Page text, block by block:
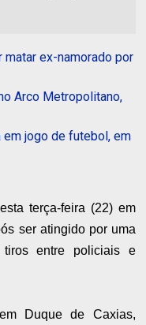
matar ex-namorado por
Arco Metropolitano,
jogo de futebol, em
terça-feira (22) em
ser atingido por uma
entre policiais e
Duque de Caxias,